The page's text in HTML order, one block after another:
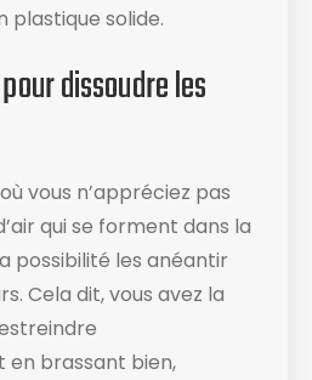
plastique solide.
dissoudre les
vous n’appréciez pas
qui se forment dans la
possibilité les anéantir
Cela dit, vous avez la
brassant bien,